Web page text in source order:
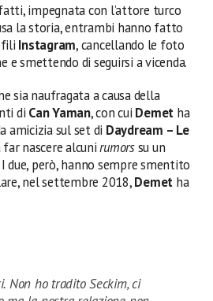
impegnata con l’attore turco
la storia, entrambi hanno fatto
Instagram, cancellando le foto
e smettendo di seguirsi a vicenda.
sia naufragata a causa della
di Can Yaman, con cui Demet ha
amicizia sul set di Daydream – Le
nascere alcunirumorssu un
però, hanno sempre smentito
nel settembre 2018,Demet ha
Non ho tradito Seckim, ci